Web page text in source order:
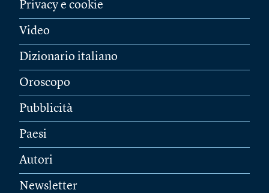
Privacy e cookie
Video
Dizionario italiano
Oroscopo
Pubblicità
Paesi
Autori
Newsletter